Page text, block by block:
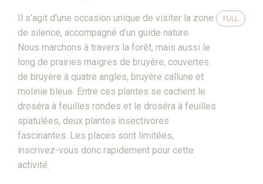
Il s'agit d'une occasion unique de visiter la zone
de silence, accompagné d’un guide nature.
Nous marchons à travers la forêt, mais aussi le
long de prairies maigres de bruyère, couvertes
de bruyère à quatre angles, bruyère callune et
molinie bleue. Entre ces plantes se cachent le
droséra à feuilles rondes et le droséra à feuilles
spatulées, deux plantes insectivores
fascinantes. Les places sont limitées,
inscrivez-vous donc rapidement pour cette
activité.
FULL